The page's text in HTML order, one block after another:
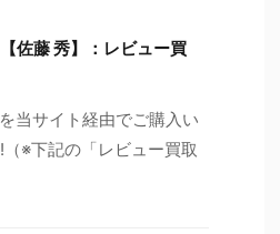
佐藤 秀】：レビュー買
当サイト経由でご購入い
※下記の「レビュー買取